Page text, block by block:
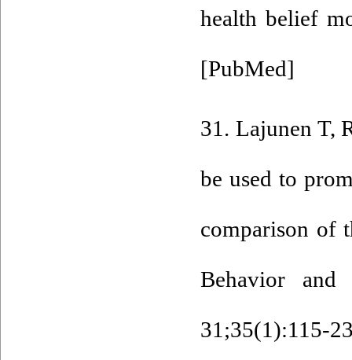
health belief
[PubMed]
31. Lajunen T,
be used to
comparison of
Behavior
31;35(1):115-